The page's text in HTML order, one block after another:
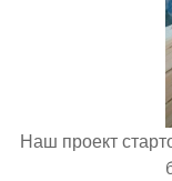
Наш проект